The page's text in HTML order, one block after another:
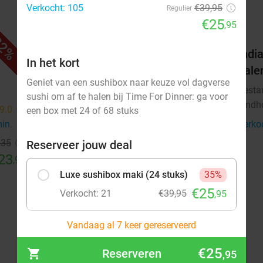
9.0 star
,95
brood vooraf bij Winston Bistro
Morgen Zo
Do
Winston Bistro
Verkocht: 42
€37,50
Verkocht: 105
Regulier €39,95
€25,95
In het kort
Geniet van een sushibox naar keuze vol dagverse
sushi om af te halen bij Time For Dinner: ga voor
een box met 24 of 68 stuks
Reserveer jouw deal
Luxe sushibox maki (24 stuks)
35%
Verkocht: 21
€39,95 €25,95
Sushibox (68 stuks)
48%
Verkocht: 84
€79,95 €41,95
Vandaag al 7 keer gereserveerd
Reserveren €25,95